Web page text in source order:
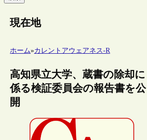
現在地
ホーム»カレントアウェアネス-R
高知県立大学、蔵書の除却に
係る検証委員会の報告書を公
開